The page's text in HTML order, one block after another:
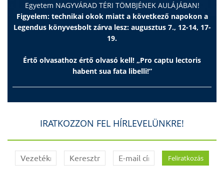
Egyetem NAGYVÁRAD TÉRI TÖMBJÉNEK AULÁJÁBAN!
Figyelem: technikai okok miatt a következő napokon a
Legendus könyvesbolt zárva lesz: augusztus 7., 12-14, 17-
19.
Értő olvasathoz értő olvasó kell! „Pro captu lectoris
habent sua fata libelli!”
IRATKOZZON FEL HÍRLEVELÜNKRE!